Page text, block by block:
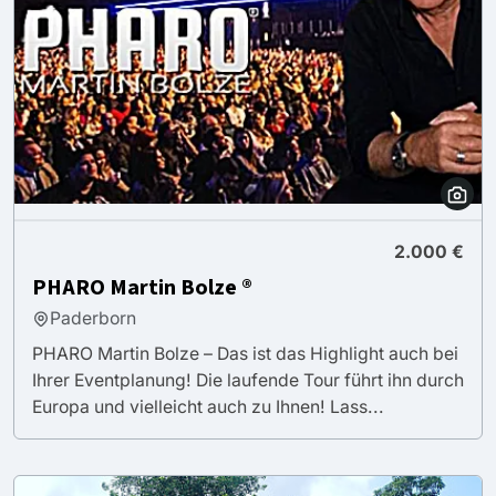
2.000 €
PHARO Martin Bolze ®
Paderborn
PHARO Martin Bolze – Das ist das Highlight auch bei
Ihrer Eventplanung! Die laufende Tour führt ihn durch
Europa und vielleicht auch zu Ihnen! Lass...